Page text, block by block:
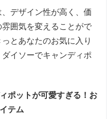
デザイン性が高く、価
囲気を変えることがで
とあなたのお気に入り
イソーでキャンディポ
ポットが可愛すぎる！お
テム